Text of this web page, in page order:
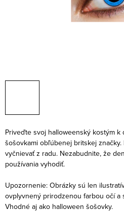
Priveďte svoj halloweenský kostým
šošovkami obľúbenej britskej
vyčnievať z radu. Nezabudnite, že
používania vyhodiť.
Upozornenie: Obrázky sú len
ovplyvnený prirodzenou farbou očí a
Vhodné aj ako halloween šošovky.